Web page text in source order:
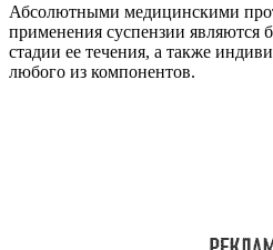
Абсолютными медицинскими
применения суспензии являются
стадии ее течения, а также
любого из компонентов.